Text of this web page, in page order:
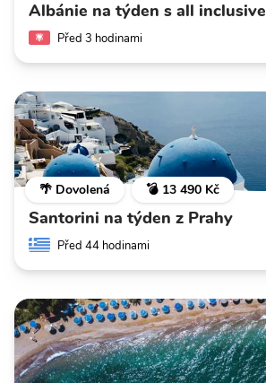
Albánie na týden s all inclusive
Před 3 hodinami
🌴 Dovolená 💣 13 490 Kč
Santorini na týden z Prahy
Před 44 hodinami